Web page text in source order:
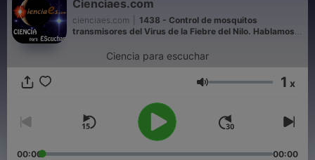
Cienciaes.com
cienciaes.com
1438 - Control de mosquitos
transmisores del Virus de la Fiebre del Nilo. Hablamos
Ciencia para escuchar
Głośność 1 x
00:00 00:00